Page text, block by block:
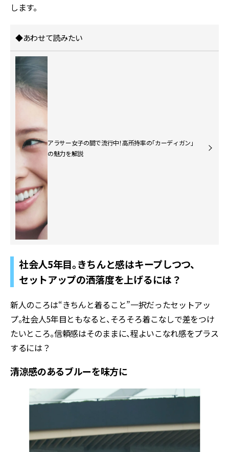
します。
◆あわせて読みたい
アラサー女子の間で流行中！高所持率の「カーディガン」
の魅力を解説
社会人5年目。きちんと感はキープしつつ、
セットアップの洒落度を上げるには？
新人のころは“きちんと着ること”一択だったセットアッ
プ。社会人5年目ともなると、そろそろ着こなしで差をつけ
たいところ。信頼感はそのままに、程よいこなれ感をプラス
するには？
清涼感のあるブルーを味方に